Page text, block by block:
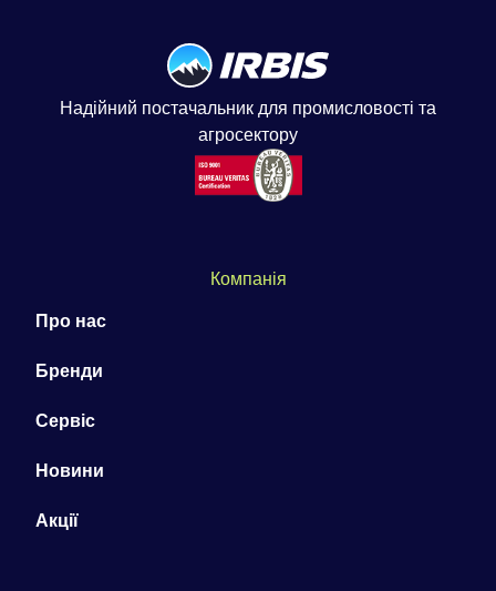
Надійний постачальник для промисловості та
агросектору
Компанія
Про нас
Бренди
Сервіс
Новини
Акції